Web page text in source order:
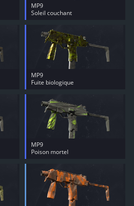
MP9
Soleil couchant
MP9
Fuite biologique
MP9
Poison mortel